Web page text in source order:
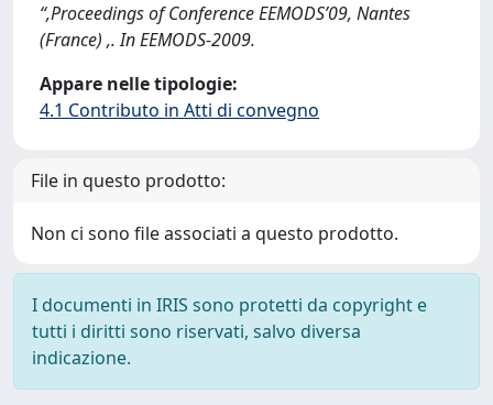
“,Proceedings of Conference EEMODS’09, Nantes
(France) ,. In EEMODS-2009.
Appare nelle tipologie:
4.1 Contributo in Atti di convegno
File in questo prodotto:
Non ci sono file associati a questo prodotto.
I documenti in IRIS sono protetti da copyright e
tutti i diritti sono riservati, salvo diversa
indicazione.